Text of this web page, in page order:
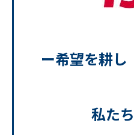
ー希望を耕
私た